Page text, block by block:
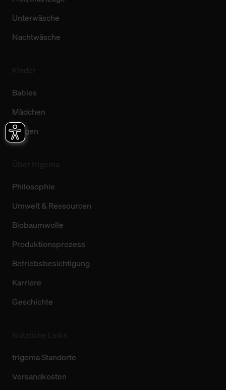
Unterwäsche
Nachtwäsche
Babies
Mädchen
Jungen
Philosophie
Umwelt & Ressourcen
Biobaumwolle
Produktionsprozess
Betriebsbesichtigung
Karriere
Geschichte
trigema Standorte
Versandkosten